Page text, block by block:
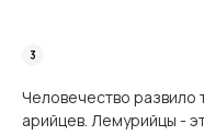
Человечество развило
арийцев. Лемурийцы -